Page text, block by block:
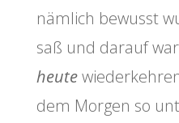
nämlich bewusst
saß und darauf
heute
dem Morgen so